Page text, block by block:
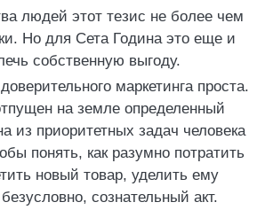
людей этот тезис не более чем
Но для Сета Година это еще и
собственную выгоду.
маркетинга проста.
на земле определенный
из приоритетных задач человека
понять, как разумно потратить
новый товар, уделить ему
сознательный акт.